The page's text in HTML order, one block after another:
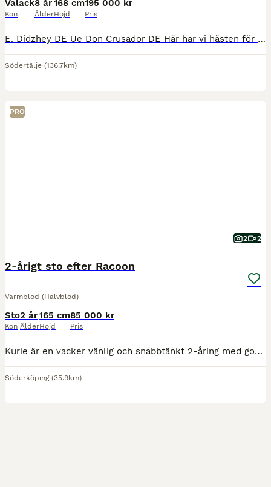
Valack
Kön
8 år
Ålder
168 cm
Höjd
195 000 kr
Pris
E. Didzhey DE Ue Don Crusador DE Här har vi hästen för dig som söker det där extra inom dressyren! En underbar kille som älskar att arbeta och alltid försöker göra rätt. Holiday är en vaken kille me
Södertälje (136.7km)
PRO
2 2
2-årigt sto efter Racoon
Varmblod (Halvblod)
Sto
Kön
2 år
Ålder
165 cm
Höjd
85 000 kr
Pris
Kurie är en vacker vänlig och snabbtänkt 2-åring med god utvecklingspotential. Uppvuxen på lösdrift. Mamma med härlig ridbarhet, tävlad i dressyr och lättare fälttävlan. Kurie är i dagsläget ca 160 c
Söderköping (35.9km)